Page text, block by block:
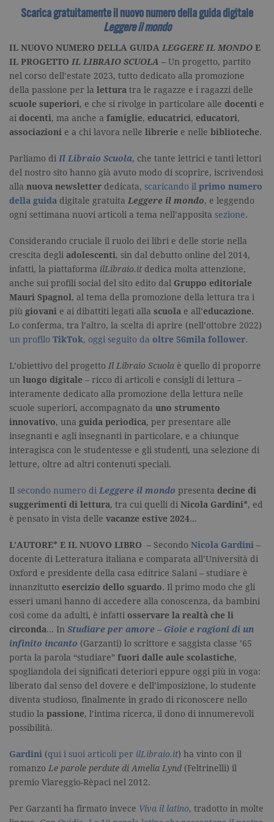
Scarica gratuitamente il nuovo numero della guida digitale
Leggere il mondo
IL NUOVO NUMERO DELLA GUIDA LEGGERE IL MONDO E
IL PROGETTO IL LIBRAIO SCUOLA – Un progetto, partito
nel corso dell’estate 2023, tutto dedicato alla promozione
della passione per la lettura tra le ragazze e i ragazzi delle
scuole superiori, e che si rivolge in particolare alle docenti e
ai docenti, ma anche a famiglie, educatrici, educatori,
associazioni e a chi lavora nelle librerie e nelle biblioteche.
Parliamo di Il Libraio Scuola, che tante lettrici e tanti lettori
del nostro sito hanno già avuto modo di scoprire, iscrivendosi
alla nuova newsletter dedicata, scaricando il primo numero
della guida digitale gratuita Leggere il mondo, e leggendo
ogni settimana nuovi articoli a tema nell’apposita sezione.
Considerando cruciale il ruolo dei libri e delle storie nella
crescita degli adolescenti, sin dal debutto online del 2014,
infatti, la piattaforma ilLibraio.it dedica molta attenzione,
anche sui profili social del sito edito dal Gruppo editoriale
Mauri Spagnol , al tema della promozione della lettura tra i
più giovani e ai dibattiti legati alla scuola e all’educazione.
Lo conferma, tra l’altro, la scelta di aprire (nell’ottobre 2022)
un profilo TikTok, oggi seguito da oltre 56mila follower.
L’obiettivo del progetto Il Libraio Scuola è quello di proporre
un luogo digitale – ricco di articoli e consigli di lettura –
interamente dedicato alla promozione della lettura nelle
scuole superiori, accompagnato da uno strumento
innovativo, una guida periodica, per presentare alle
insegnanti e agli insegnanti in particolare, e a chiunque
interagisca con le studentesse e gli studenti, una selezione di
letture, oltre ad altri contenuti speciali.
Il secondo numero di Leggere il mondo presenta decine di
suggerimenti di lettura, tra cui quelli di Nicola Gardini*, ed
è pensato in vista delle vacanze estive 2024…
L’AUTORE* E IL NUOVO LIBRO – Secondo Nicola Gardini –
docente di Letteratura italiana e comparata all’Università di
Oxford e presidente della casa editrice Salani – studiare è
innanzitutto esercizio dello sguardo. Il primo modo che gli
esseri umani hanno di accedere alla conoscenza, da bambini
così come da adulti, è infatti osservare la realtà che li
circonda… In Studiare per amore – Gioie e ragioni di un
infinito incanto (Garzanti) lo scrittore e saggista classe ’65
porta la parola “studiare” fuori dalle aule scolastiche,
spogliandola dei significati deteriori eppure oggi più in voga:
liberato dal senso del dovere e dell’imposizione, lo studente
diventa studioso, finalmente in grado di riconoscere nello
studio la passione, l’intima ricerca, il dono di innumerevoli
possibilità.
Gardini (qui i suoi articoli per ilLibraio.it) ha vinto con il
romanzo Le parole perdute di Amelia Lynd (Feltrinelli) il
premio Viareggio-Rèpaci nel 2012.
Per Garzanti ha firmato invece Viva il latino, tradotto in molte
Universal
Analytics,
viene
per
frequenza
limitando
raccolta di
su siti ad
traffico.
current_url
.garzanti.it Sessione
Questo
viene
per
_gat_UA-16356920-1
.garzanti.it 1 minuto
Si tratta di
pattern
impostato
Analytics,
nome
numero
univoco
del sito
cui si
una
del cookie
utilizzato
limitare la
quantità di
Web ad
volume di
_ga
.garzanti.it 2 anni
Universal
Analytics,
un
analisi più
utilizzato
distinguere
utenti unici
numero
generato in
modo
come
richiesta di
e utilizzato
sessioni e
campagne
rapporti di
analisi dei
CookieScriptConsent
.garzanti.it 1 mese
Questo
ricordare le
banner dei